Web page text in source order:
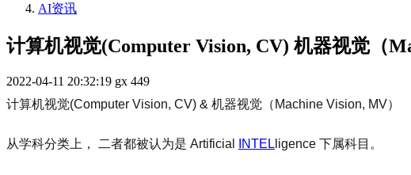
AI资讯
计算机视觉(Computer Vision, CV) 机器视觉（
2022-04-11 20:32:19 gx 449
计算机视觉(Computer Vision, CV) & 机器视觉（Machine Vision, MV）
从学科分类上， 二者都被认为是 Artificial INTEL ligence 下属科目。